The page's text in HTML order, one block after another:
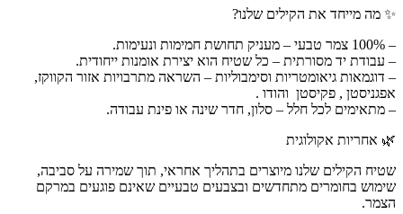
✨ מה מייחד את הקילים שלנו?
– 100% צמר טבעי – מעניק תחושת חמימות ונעימות.
– עבודת יד מסורתית – כל שטיח הוא יצירת אומנות ייחודית.
– דוגמאות גיאומטריות וסימבוליות – השראה מתרבויות אזור הקווקז,
אפגניסטן , פקיסטן והודו .
– מתאימים לכל חלל – סלון, חדר שינה או פינת עבודה.
🌿 אחריות אקולוגית
שטיח הקילים שלנו מיוצרים בתהליך אחראי, תוך שמירה על סביבה,
שימוש בחומרים מתחדשים ובצבעים טבעיים שאינם פוגעים במרקם
הצמר.